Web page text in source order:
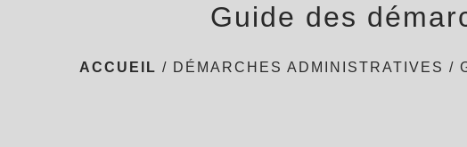
Guide des
ACCUEIL / DÉMARCHES ADMINISTRATIVES /